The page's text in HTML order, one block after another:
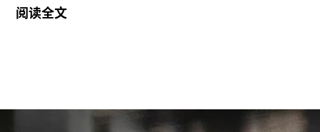
年。这批员工的最后工作日为8月14日。馆方表
阅读全文